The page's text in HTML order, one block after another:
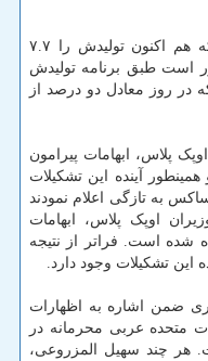
بر اساس گزارش رویترز، این گروه که هم اکنون تولیدش را ۷.۷
است طبق برنامه تولیدش
در روز معادل دو درصد از
پلاس، ابهامات پیرامون
آینده این تشکیلات
به تازگی اعلام نمودند
اوپک پلاس، ابهامات
شده است. فراتر از نتیجه
این تشکیلات وجود دارد.
ضمن اشاره به اظهارات
متحده عربی محرمانه در
هر چند سهیل المزروعی،